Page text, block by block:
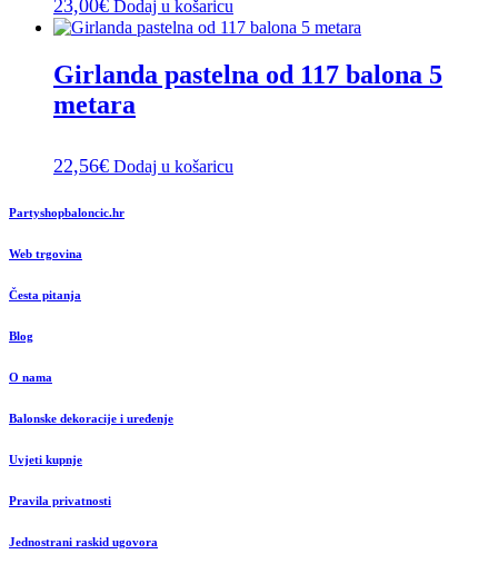
23,00€ Dodaj u košaricu
Girlanda pastelna od 117 balona 5
metara
22,56€ Dodaj u košaricu
Partyshopbaloncic.hr
Web trgovina
Česta pitanja
Blog
O nama
Balonske dekoracije i uređenje
Uvjeti kupnje
Pravila privatnosti
Jednostrani raskid ugovora